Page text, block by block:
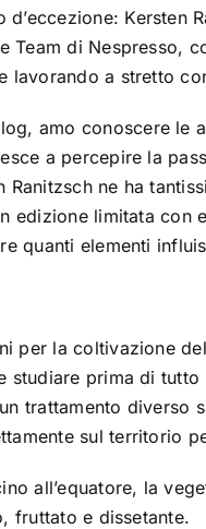
Kersten
Team di Nespresso,
lavorando a stretto
amo conoscere le
a percepire la
ne ha
edizione limitata
quanti elementi
per la coltivazione
studiare prima di
trattamento diverso
sul territorio
all’equatore, la
fruttato e dissetante.